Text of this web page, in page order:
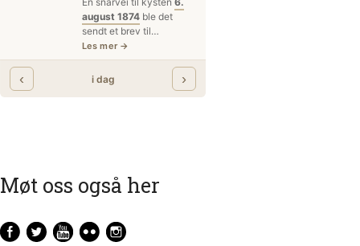
Møt oss også her